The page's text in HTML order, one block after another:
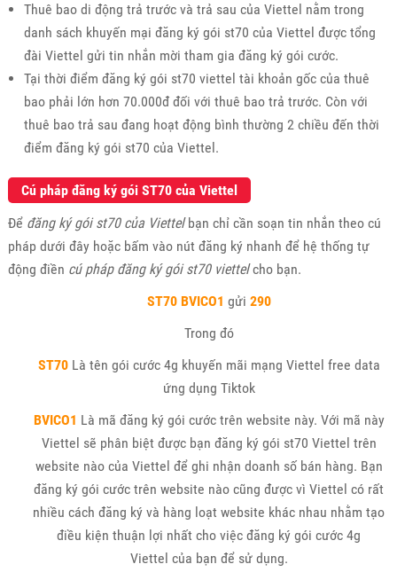
Thuê bao di động trả trước và trả sau của Viettel nằm trong
danh sách khuyến mại đăng ký gói st70 của Viettel được tổng
đài Viettel gửi tin nhắn mời tham gia đăng ký gói cước.
Tại thời điểm đăng ký gói st70 viettel tài khoản gốc của thuê
bao phải lớn hơn 70.000đ đối với thuê bao trả trước. Còn với
thuê bao trả sau đang hoạt động bình thường 2 chiều đến thời
điểm đăng ký gói st70 của Viettel.
Cú pháp đăng ký gói ST70 của Viettel
Để đăng ký gói st70 của Viettelbạn chỉ cần soạn tin nhắn theo cú
pháp dưới đây hoặc bấm vào nút đăng ký nhanh để hệ thống tự
động điền cú pháp đăng ký gói st70 viettelcho bạn.
ST70 BVICO1 gửi 290
Trong đó
ST70 Là tên gói cước 4g khuyến mãi mạng Viettel free data
ứng dụng Tiktok
BVICO1 Là mã đăng ký gói cước trên website này. Với mã này
Viettel sẽ phân biệt được bạn đăng ký gói st70 Viettel trên
website nào của Viettel để ghi nhận doanh số bán hàng. Bạn
đăng ký gói cước trên website nào cũng được vì Viettel có rất
nhiều cách đăng ký và hàng loạt website khác nhau nhằm tạo
điều kiện thuận lợi nhất cho việc đăng ký gói cước 4g
Viettel của bạn để sử dụng.